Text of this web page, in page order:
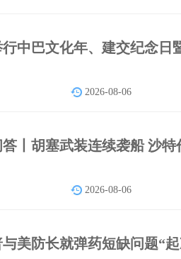
行中巴文化年、建交纪念日
2026-08-06
丨胡塞武装连续袭船 沙特
2026-08-06
美防长就弹药短缺问题“